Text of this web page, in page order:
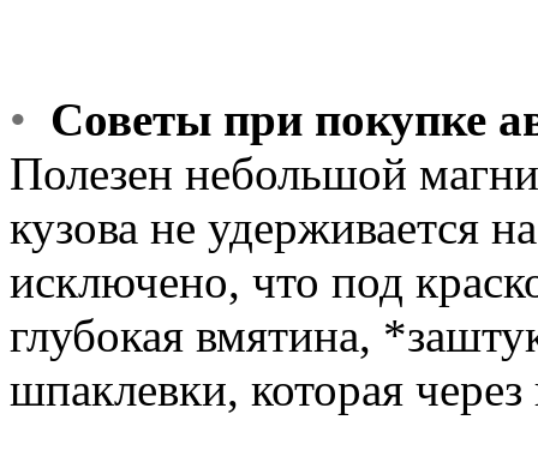
• Советы при покупке
Полезен небольшой
кузова не удерживается
исключено, что под
глубокая вмятина,
шпаклевки, которая